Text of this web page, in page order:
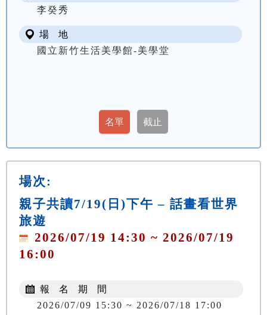
李癸秀
場 地
國立新竹生活美學館-美學堂
場次:
親子共讀7/19(日)下午 – 話畫看世界
旅遊
2026/07/19 14:30 ~ 2026/07/19
16:00
報 名 期 間
2026/07/09 15:30 ~ 2026/07/18 17:00